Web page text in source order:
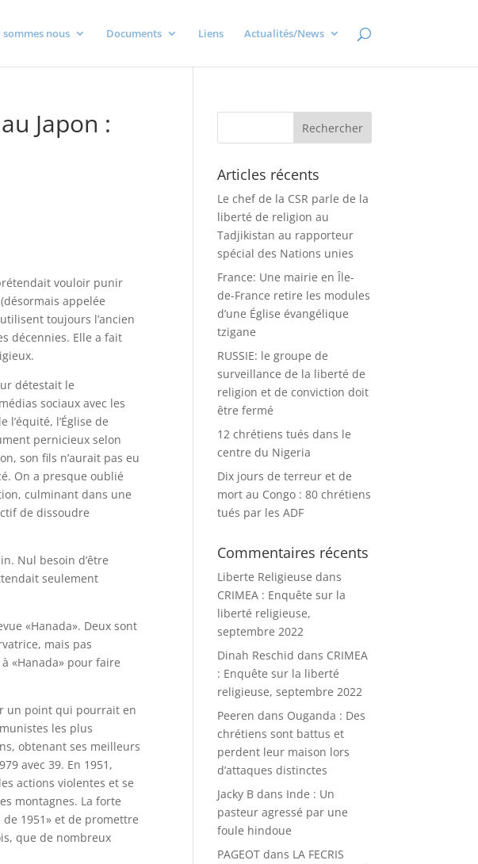
sommes nous Documents Liens Actualités/News
Japon :
vouloir punir
appelée
toujours l’ancien
décennies. Elle a fait
détestait le
sociaux avec les
l’Église de
pernicieux selon
son fils n’aurait pas eu
On a presque oublié
culminant dans une
de dissoudre
Nul besoin d’être
seulement
«Hanada». Deux sont
mais pas
«Hanada» pour faire
un point qui pourrait en
les plus
obtenant ses meilleurs
avec 39. En 1951,
actions violentes et se
montagnes. La forte
1951» et de promettre
que de nombreux
Articles récents
Le chef de la CSR parle de la
liberté de religion au
Tadjikistan au rapporteur
spécial des Nations unies
France: Une mairie en Île-
de-France retire les modules
d’une Église évangélique
tzigane
RUSSIE: le groupe de
surveillance de la liberté de
religion et de conviction doit
être fermé
12 chrétiens tués dans le
centre du Nigeria
Dix jours de terreur et de
mort au Congo : 80 chrétiens
tués par les ADF
Commentaires récents
Liberte Religieuse dans
CRIMEA : Enquête sur la
liberté religieuse,
septembre 2022
Dinah Reschid dans CRIMEA
: Enquête sur la liberté
religieuse, septembre 2022
Peeren dans Ouganda : Des
chrétiens sont battus et
perdent leur maison lors
d’attaques distinctes
Jacky B dans Inde : Un
pasteur agressé par une
foule hindoue
PAGEOT dans LA FECRIS